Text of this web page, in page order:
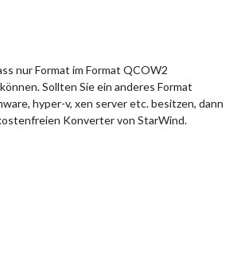
nur Format im Format QCOW2
Sollten Sie ein anderes Format
hyper-v, xen server etc. besitzen, dann
Konverter von StarWind.